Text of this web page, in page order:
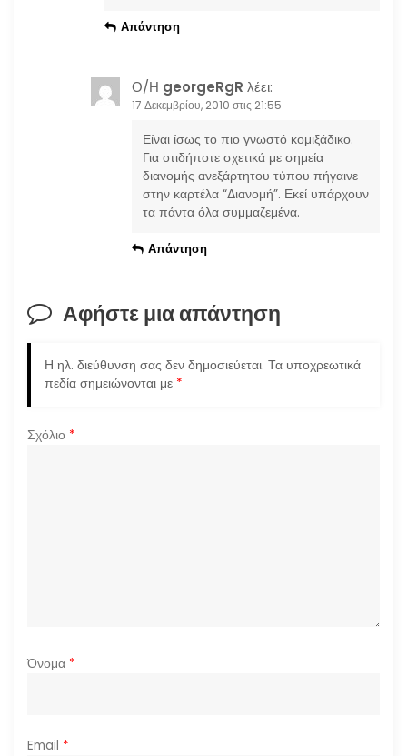
Απάντηση
Ο/Η georgeRgR λέει:
17 Δεκεμβρίου, 2010 στις 21:55
Είναι ίσως το πιο γνωστό κομιξάδικο.
Για οτιδήποτε σχετικά με σημεία
διανομής ανεξάρτητου τύπου πήγαινε
στην καρτέλα “Διανομή”. Εκεί υπάρχουν
τα πάντα όλα συμμαζεμένα.
Απάντηση
Αφήστε μια απάντηση
Η ηλ. διεύθυνση σας δεν δημοσιεύεται. Τα υποχρεωτικά
πεδία σημειώνονται με *
Σχόλιο *
Όνομα *
Email *